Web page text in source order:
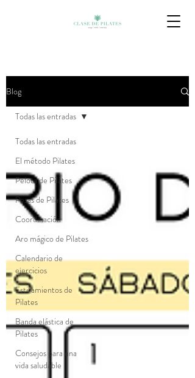
Blog
Todas las entradas
El método Pilates
Pelota de Pilates
Pesas de Pilates
Coordinación
Aro mágico de Pilates
Calendario de
ejercicios
Estiramientos de
Pilates
Banda elástica de
Pilates
Consejos para una
vida saludable
Todas las entradas